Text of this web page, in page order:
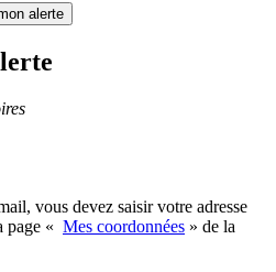
alerte
vous devez saisir votre adresse
page « Mes coordonnées » de la